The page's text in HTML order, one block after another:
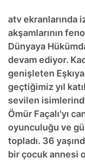
atv ekranlarında
akşamlarının
Dünyaya
devam ediyor.
genişleten
geçtiğimiz yıl
sevilen
Ömür Façalı'yı
oyunculuğu ve
topladı. 36
bir çocuk annesi